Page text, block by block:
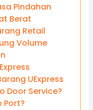
Pindahan
Berat
Retail
Volume
UExpress
Door Service?
Port?